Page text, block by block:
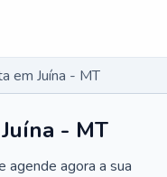
em Juína - MT
- MT
agora a sua